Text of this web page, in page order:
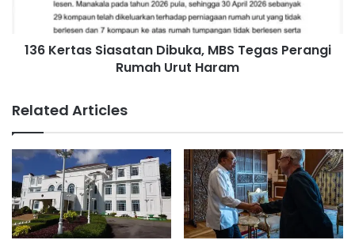
i
d
i
p
e
t
r
o
a
t
a
n
D
i
b
u
136 Kertas Siasatan Dibuka, MBS Tegas Perangi
Rumah Urut Haram
Related Articles